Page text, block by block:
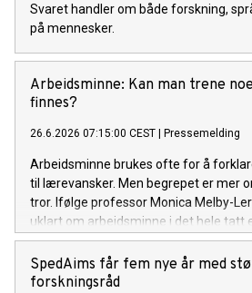
Svaret handler om både forskning,
på mennesker.
Arbeidsminne: Kan man trene
finnes?
26.6.2026 07:15:00 CEST | Pressemelding
Arbeidsminne brukes ofte for å
til lærevansker. Men begrepet er mer
tror. Ifølge professor Monica Melby-
uklart om arbeidsminne i det hele tatt
funksjon.
SpedAims får fem nye år med
forskningsråd